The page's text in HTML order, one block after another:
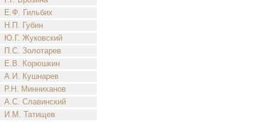
Е.Ф. Гильбих
Н.П. Губин
Ю.Г. Жуковский
П.С. Золотарев
Е.В. Корюшкин
А.И. Кушнарев
Р.Н. Минниханов
А.С. Славинский
И.М. Татищев